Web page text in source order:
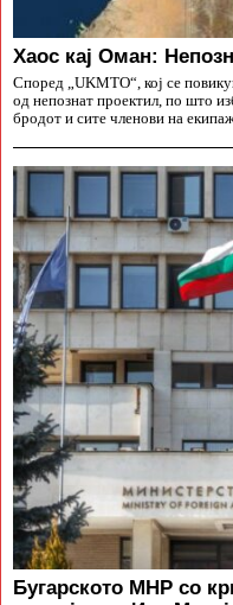
Хаос кај Оман:
Според „UKMTO“, кој се
од непознат проектил, по што
бродот и сите членови на
Бугарското МНР со